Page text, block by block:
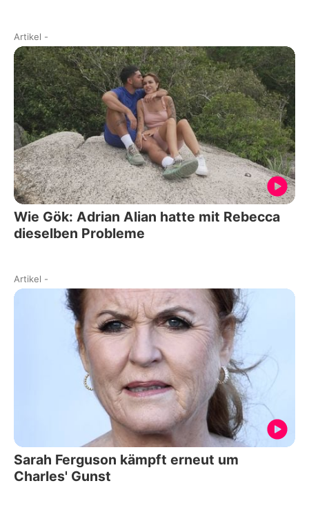
Artikel -
Wie Gök: Adrian Alian hatte mit Rebecca
dieselben Probleme
Artikel -
Sarah Ferguson kämpft erneut um
Charles' Gunst